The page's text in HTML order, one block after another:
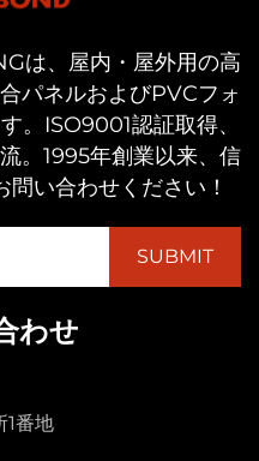
は、屋内・屋外用の高
パネルおよびPVCフォ
。ISO9001認証取得、
。1995年創業以来、信
い合わせください！
わせ
1番地